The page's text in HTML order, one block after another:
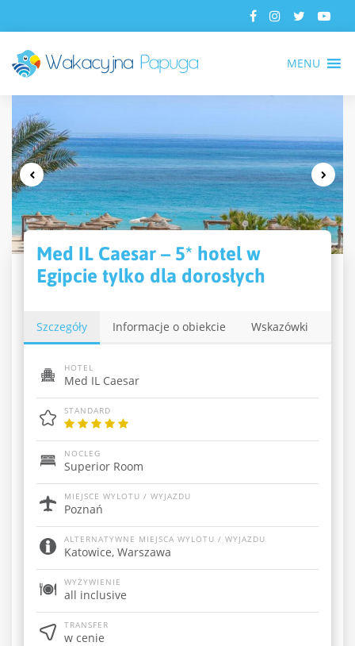
MENU
Med IL Caesar – 5* hotel w
Egipcie tylko dla dorosłych
Szczegóły Informacje o obiekcie Wskazówki
HOTEL
Med IL Caesar
STANDARD
NOCLEG
Superior Room
MIEJSCE WYLOTU / WYJAZDU
Poznań
ALTERNATYWNE MIEJSCA WYLOTU / WYJAZDU
Katowice, Warszawa
WYŻYWIENIE
all inclusive
TRANSFER
w cenie